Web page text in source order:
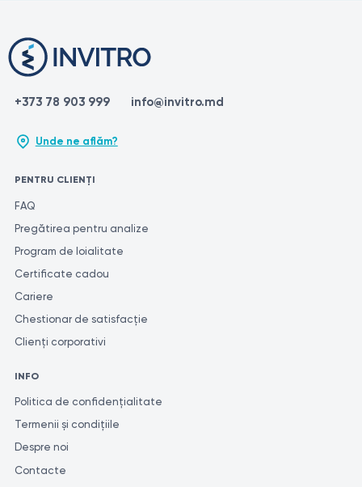
+373 78 903 999 info@invitro.md
Unde ne aflăm?
PENTRU CLIENȚI
FAQ
Pregătirea pentru analize
Program de loialitate
Certificate cadou
Cariere
Chestionar de satisfacție
Clienți corporativi
INFO
Politica de confidențialitate
Termenii și condițiile
Despre noi
Contacte